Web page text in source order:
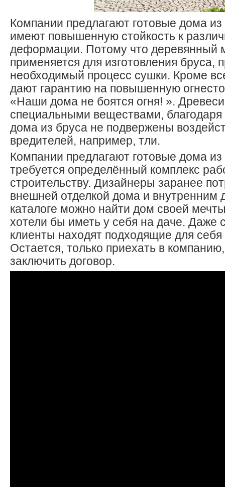
Компании предлагают готовые дома
имеют повышенную стойкость к
деформации. Потому что деревянный
применяется для изготовления бруса,
необходимый процесс сушки. Кроме
дают гарантию на повышенную
«Наши дома не боятся огня! ».
специальными веществами, благодаря
дома из бруса не подвержены
вредителей, например, тли.
Компании предлагают готовые дома
требуется определённый комплекс
строительству. Дизайнеры заранее
внешней отделкой дома и внутренним
каталоге можно найти дом своей
хотели бы иметь у себя на даче. Даже
клиенты находят подходящие для
Остается, только приехать в
заключить договор.